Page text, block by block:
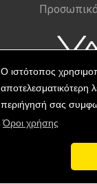
Ο ιστότοπος
αποτελεσματικότερη
περιήγησή σας
Όροι χρήσης